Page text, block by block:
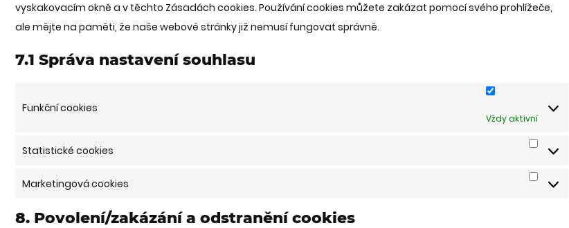
vyskakovacím okně a v těchto Zásadách cookies. Používání cookies můžete zakázat pomocí svého prohlížeče,
ale mějte na paměti, že naše webové stránky již nemusí fungovat správně.
7.1 Správa nastavení souhlasu
Funkční cookies
Vždy aktivní
Statistické cookies
cookies
Marketingová cookies
8. Povolení/zakázání a odstranění cookies